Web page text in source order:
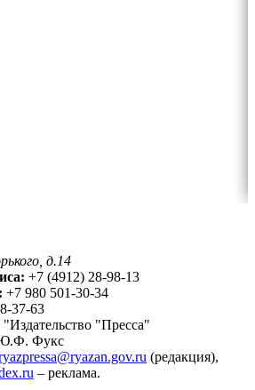
д.14
+7 (4912) 28-98-13
+7 980 501-30-34
37-63
"Пресса"
Фукс
(редакция),
– реклама.